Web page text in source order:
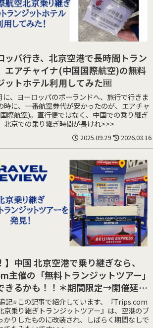
ッパ行き、北京空港で長時間トラン
エアチャイナ(中国国際航空)の無料
ットホテル利用してみた🆓
に、ヨーロッパのポーランドへ、旅行で行きま
時に、一番航空券代が安かったのが、エアチャ
際航空)。直行便ではなく、中国での乗り継ぎ
北京での乗り継ぎ時間が長けれ>>>
2025.09.29 2026.03.16
】中国 北京空港で乗り継ぎなら、
主催の「無料トランジットツアー」
きるかも！！＊期間限定→開催延長
れてる＊
記⭐️この記事で紹介しています、『Trips.com
京乗り継ぎトランジットツアー』は、空港のブ
かりしたものに改装され、しばらく期間なしで